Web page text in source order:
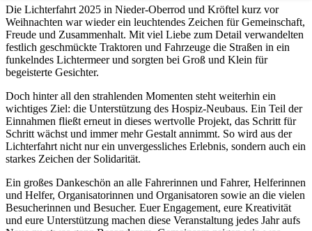
Die Lichterfahrt 2025 in Nieder-Oberrod und Kröftel kurz vor
Weihnachten war wieder ein leuchtendes Zeichen für Gemeinschaft,
Freude und Zusammenhalt. Mit viel Liebe zum Detail verwandelten
festlich geschmückte Traktoren und Fahrzeuge die Straßen in ein
funkelndes Lichtermeer und sorgten bei Groß und Klein für
begeisterte Gesichter.
Doch hinter all den strahlenden Momenten steht weiterhin ein
wichtiges Ziel: die Unterstützung des Hospiz-Neubaus. Ein Teil der
Einnahmen fließt erneut in dieses wertvolle Projekt, das Schritt für
Schritt wächst und immer mehr Gestalt annimmt. So wird aus der
Lichterfahrt nicht nur ein unvergessliches Erlebnis, sondern auch ein
starkes Zeichen der Solidarität.
Ein großes Dankeschön an alle Fahrerinnen und Fahrer, Helferinnen
und Helfer, Organisatorinnen und Organisatoren sowie an die vielen
Besucherinnen und Besucher. Euer Engagement, eure Kreativität
und eure Unterstützung machen diese Veranstaltung jedes Jahr aufs